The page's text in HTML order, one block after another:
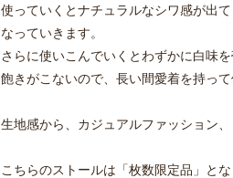
使っていくとナチュラルなシワ感が出
なっていきます。
さらに使いこんでいくとわずかに白味
飽きがこないので、長い間愛着を持って
生地感から、カジュアルファッション
こちらのストールは「枚数限定品」とな